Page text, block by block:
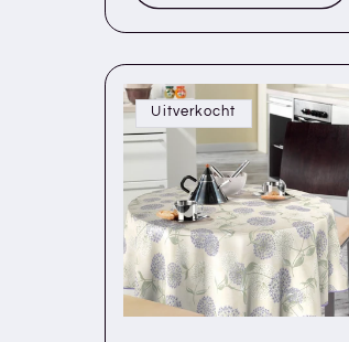
Uitverkocht